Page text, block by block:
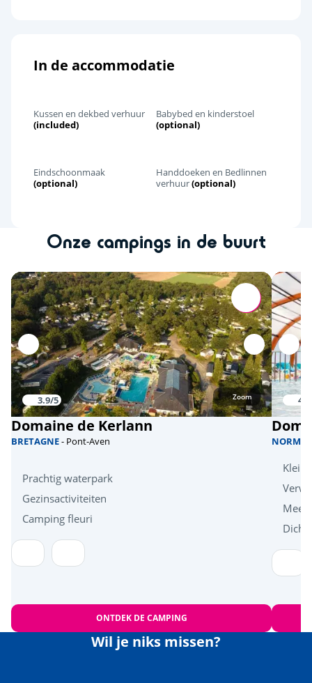
In de accommodatie
Kussen en dekbed verhuur
(included)
Babybed en kinderstoel
(optional)
Eindschoonmaak
(optional)
Handdoeken en Bedlinnen
verhuur(optional)
Onze campings in de buurt
3.9/5 Zoom
Domaine de Kerlann
BRETAGNE- Pont-Aven
Prachtig waterpark
Gezinsactiviteiten
Camping fleuri
ONTDEK DE CAMPING
4/5
Dicht
Wil je niks missen?